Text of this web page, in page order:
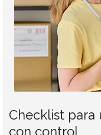
Checklist para
con control